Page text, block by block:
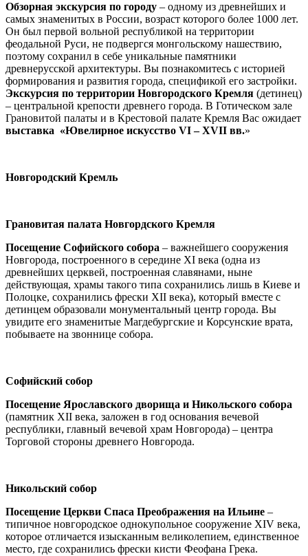
Обзорная экскурсия по городу – одному из древнейших и
самых знаменитых в России, возраст которого более 1000 лет.
Он был первой вольной республикой на территории
феодальной Руси, не подвергся монгольскому нашествию,
поэтому сохранил в себе уникальные памятники
древнерусской архитектуры. Вы познакомитесь с историей
формирования и развития города, спецификой его застройки.
Экскурсия по территории Новгородского Кремля (детинец)
– центральной крепости древнего города. В Готическом зале
Грановитой палаты и в Крестовой палате Кремля Вас ожидает
выставка «Ювелирное искусство VI – XVII вв.»
Новгородский Кремль
Грановитая палата Новгордского Кремля
Посещение Софийского собора – важнейшего сооружения
Новгорода, построенного в середине XI века (одна из
древнейших церквей, построенная славянами, ныне
действующая, храмы такого типа сохранились лишь в Киеве и
Полоцке, сохранились фрески XII века), который вместе с
детинцем образовали монументальный центр города. Вы
увидите его знаменитые Магдебургские и Корсунские врата,
побываете на звоннице собора.
Софийский собор
Посещение Ярославского дворища и Никольского собора
(памятник XII века, заложен в год основания вечевой
республики, главный вечевой храм Новгорода) – центра
Торговой стороны древнего Новгорода.
Никольский собор
Посещение Церкви Спаса Преображения на Ильине –
типичное новгородское однокупольное сооружение XIV века,
которое отличается изысканным великолепием, единственное
место, где сохранились фрески кисти Феофана Грека.